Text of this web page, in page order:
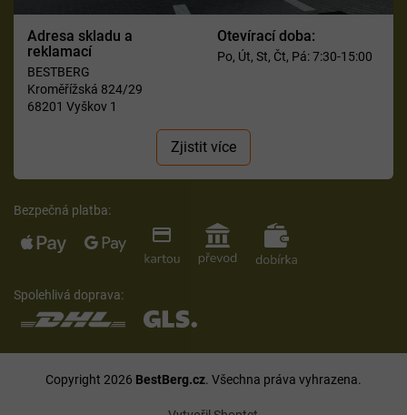
Adresa skladu a
reklamací
BESTBERG
Kroměřížská 824/29
68201 Vyškov 1
Otevírací doba:
Po, Út, St, Čt, Pá: 7:30-15:00
Zjistit více
Bezpečná platba:
Spolehlivá doprava:
Copyright 2026 BestBerg.cz. Všechna práva vyhrazena.